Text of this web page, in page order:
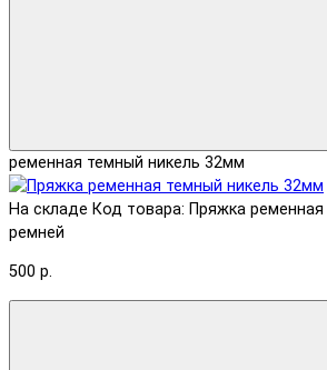
ременная темный никель 32мм
На складе Код товара: Пряжка
ремней
500 р.